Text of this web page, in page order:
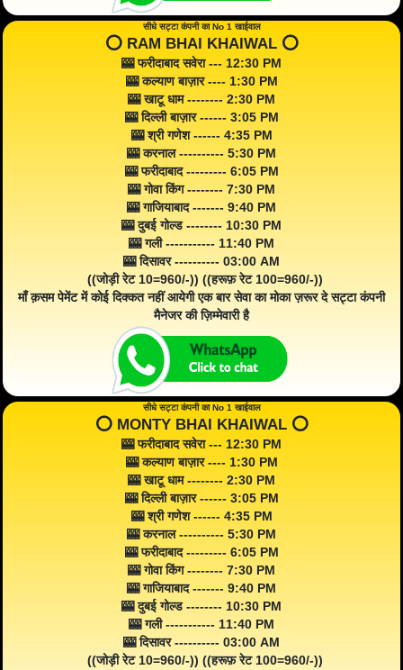
सीधे सट्टा कंपनी का No 1 खाईवाल
⭕️ RAM BHAI KHAIWAL ⭕️
🎰 फरीदाबाद सवेरा --- 12:30 PM
🎰 कल्याण बाज़ार ---- 1:30 PM
🎰 खाटू धाम -------- 2:30 PM
🎰 दिल्ली बाज़ार ------ 3:05 PM
🎰 श्री गणेश ------ 4:35 PM
🎰 करनाल ---------- 5:30 PM
🎰 फरीदाबाद --------- 6:05 PM
🎰 गोवा किंग -------- 7:30 PM
🎰 गाजियाबाद ------- 9:40 PM
🎰 दुबई गोल्ड -------- 10:30 PM
🎰 गली ----------- 11:40 PM
🎰 दिसावर ---------- 03:00 AM
((जोड़ी रेट 10=960/-)) ((हरूफ़ रेट 100=960/-))
माँ क़सम पेमेंट में कोई दिक्कत नहीं आयेगी एक बार सेवा का मोका ज़रूर दे सट्टा कंपनी
मैनेजर की ज़िम्मेवारी है
सीधे सट्टा कंपनी का No 1 खाईवाल
⭕️ MONTY BHAI KHAIWAL ⭕️
🎰 फरीदाबाद सवेरा --- 12:30 PM
🎰 कल्याण बाज़ार ---- 1:30 PM
🎰 खाटू धाम -------- 2:30 PM
🎰 दिल्ली बाज़ार ------ 3:05 PM
🎰 श्री गणेश ------ 4:35 PM
🎰 करनाल ---------- 5:30 PM
🎰 फरीदाबाद --------- 6:05 PM
🎰 गोवा किंग -------- 7:30 PM
🎰 गाजियाबाद ------- 9:40 PM
🎰 दुबई गोल्ड -------- 10:30 PM
🎰 गली ----------- 11:40 PM
🎰 दिसावर ---------- 03:00 AM
((जोड़ी रेट 10=960/-)) ((हरूफ़ रेट 100=960/-))